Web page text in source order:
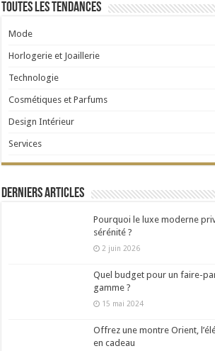
Toutes les tendances
Mode
Horlogerie et Joaillerie
Technologie
Cosmétiques et Parfums
Design Intérieur
Services
Derniers articles
Pourquoi le luxe moderne
sérénité ?
2 juin 2026
Quel budget pour un faire-
gamme ?
15 mai 2024
Offrez une montre Orient,
en cadeau